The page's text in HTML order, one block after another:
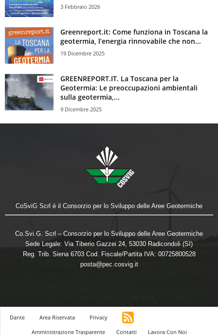
3 Febbraio 2026
Greenreport.it: Come funziona in Toscana la
geotermia, l’energia rinnovabile che non...
19 Dicembre 2025
GREENREPORT.IT. La Toscana per la
Geotermia: Le preoccupazioni ambientali
sulla geotermia,...
9 Dicembre 2025
CoSviG Scrl è il Consorzio per lo Sviluppo delle Aree Geotermiche
Co.Svi.G. Scrl – Consorzio per lo Sviluppo delle Aree Geotermiche
Sede Legale: Via Tiberio Gazzei 24, 53030 Radicondoli (SI)
Reg. Trib. Siena 6703 Cod. Fiscale/Partita IVA: 00725800528
posta@pec.cosvig.it
Dante Area Riservata
Privacy
Amministrazione Trasparente
Contatti Lavora Con Noi